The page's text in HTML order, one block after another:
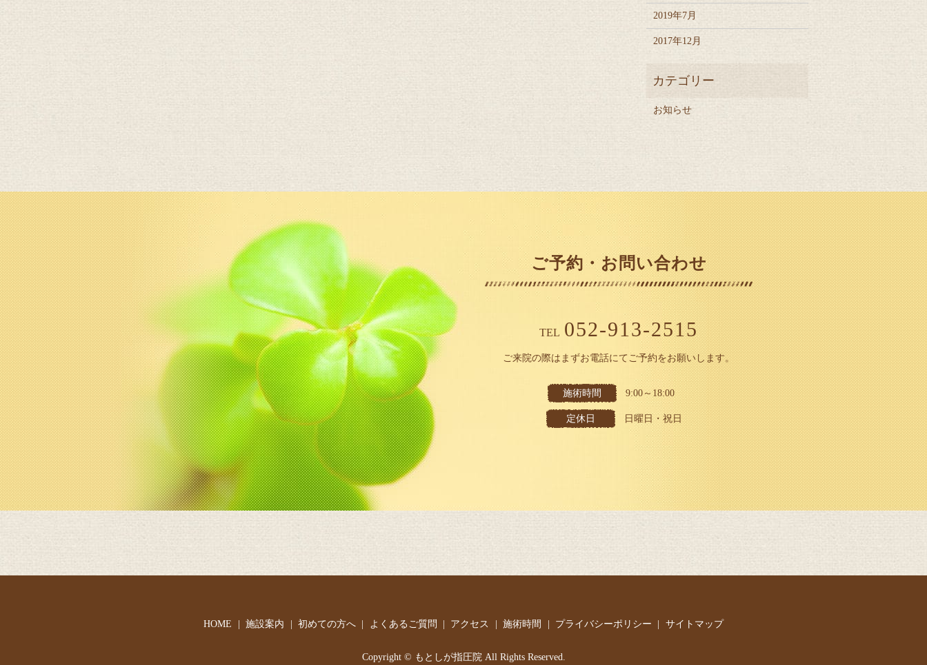
2019年7月
2017年12月
お知らせ
ご予約・お問い合わせ
TEL 052-913-2515
ご来院の際はまずお電話にて ご予約をお願いします。
施術時間 9:00～18:00
定休日 日曜日・祝日
HOME 施設案内 初めての方へ よくあるご質問 アクセス 施術時間 プライバシーポリシー サイトマップ
Copyright © もとしが指圧院 All Rights Reserved.